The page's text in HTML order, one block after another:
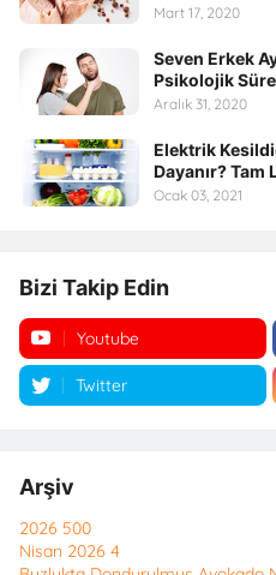
Mart 17, 2020
Seven Erkek
Psikolojik
Aralık 31, 2020
Elektrik
Dayanır? Tam
Ocak 03, 2021
Bizi Takip Edin
Youtube
Twitter
Arşiv
2026 500
Nisan 2026 4